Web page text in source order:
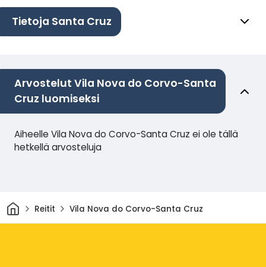
Tietoja Santa Cruz
Arvostelut Vila Nova do Corvo-Santa
Cruz luomiseksi
Aiheelle Vila Nova do Corvo-Santa Cruz ei ole tällä
hetkellä arvosteluja
KotiinReitit Vila Nova do Corvo-Santa Cruz